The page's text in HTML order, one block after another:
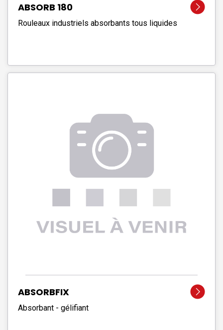
ABSORB 180
Rouleaux industriels absorbants tous liquides
ABSORBFIX
Absorbant - gélifiant